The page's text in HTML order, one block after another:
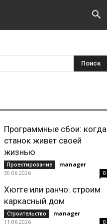
Программные сбои: когда
станок живет своей
жизнью
Проектирование manager -
30.06.2026
0
Хюгге или ранчо: строим
каркасный дом
Строительство manager -
11.06.2026
0